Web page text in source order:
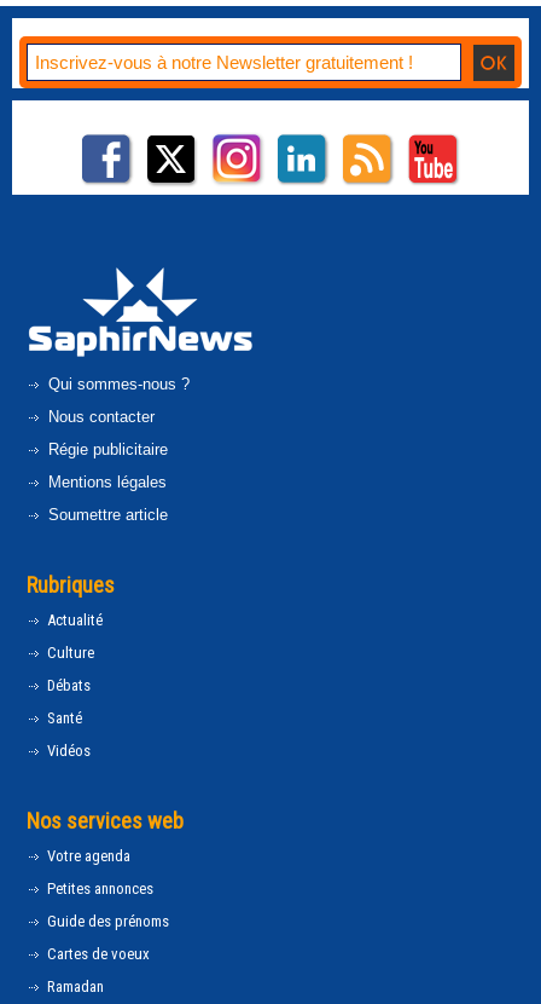
Qui sommes-nous ?
Nous contacter
Régie publicitaire
Mentions légales
Soumettre article
Rubriques
Actualité
Culture
Débats
Santé
Vidéos
Nos services web
Votre agenda
Petites annonces
Guide des prénoms
Cartes de voeux
Ramadan